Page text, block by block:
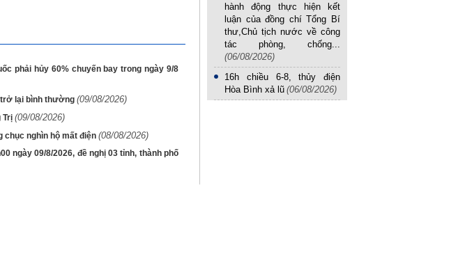
phải hủy 60% chuyến bay trong ngày 9/8
trở lại bình thường(09/08/2026)
Trị(09/08/2026)
chục nghìn hộ mất điện(08/08/2026)
ngày 09/8/2026, đề nghị 03 tỉnh, thành phố
hành động thực hiện kết
luận của đồng chí Tổng Bí
thư,Chủ tịch nước về công
tác phòng, chống...
(06/08/2026)
16h chiều 6-8, thủy điện
Hòa Bình xả lũ (06/08/2026)